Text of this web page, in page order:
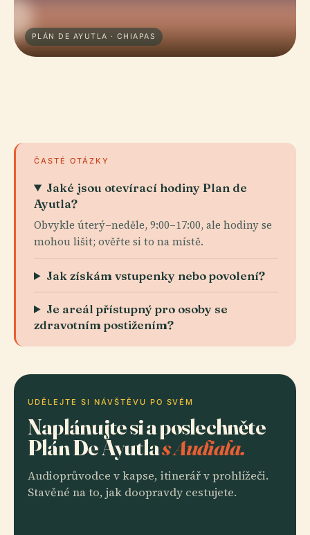
PLÁN DE AYUTLA · CHIAPAS
ČASTÉ OTÁZKY
Jaké jsou otevírací hodiny Plan de
Ayutla?
Obvykle úterý–neděle, 9:00–17:00, ale hodiny se
mohou lišit; ověřte si to na místě.
Jak získám vstupenky nebo povolení?
Je areál přístupný pro osoby se
zdravotním postižením?
UDĚLEJTE SI NÁVŠTĚVU PO SVÉM
Naplánujte si a poslechněte
Plán De Ayutlas Audiala.
Audioprůvodce v kapse, itinerář v prohlížeči.
Stavěné na to, jak doopravdy cestujete.